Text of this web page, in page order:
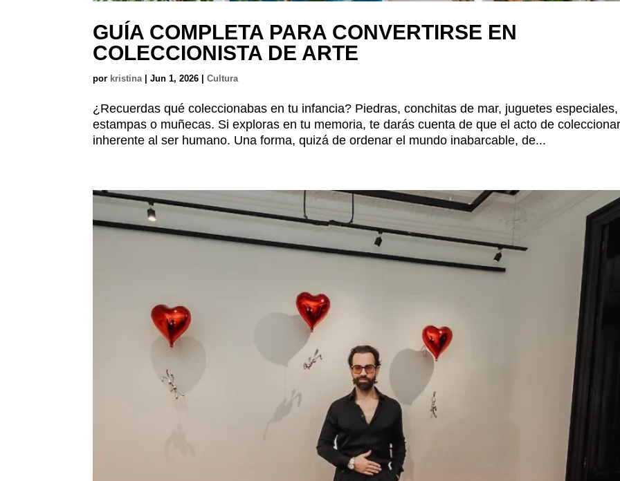
GUÍA COMPLETA PARA CONVERTIRSE EN
COLECCIONISTA DE ARTE
por kristina|Jun 1, 2026 |Cultura
¿Recuerdas qué coleccionabas en tu infancia? Piedras, conchitas de mar, juguetes especiales,
estampas o muñecas. Si exploras en tu memoria, te darás cuenta de que el acto de
inherente al ser humano. Una forma, quizá de ordenar el mundo inabarcable, de...